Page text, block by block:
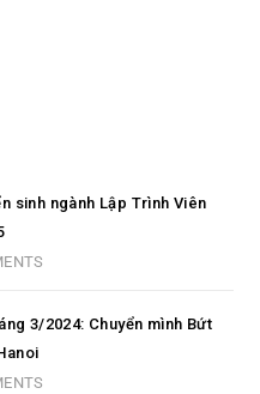
sinh ngành Lập Trình Viên
3/2024: Chuyển mình Bứt